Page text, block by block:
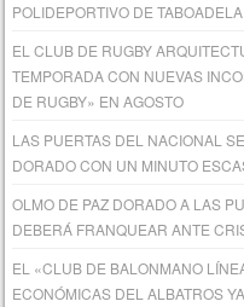
POLIDEPORTIVO DE
EL CLUB DE RUGBY
TEMPORADA CON NUEVAS
DE RUGBY» EN AGOSTO
LAS PUERTAS DEL NACIONAL
DORADO CON UN MINUTO
OLMO DE PAZ DORADO A LAS
DEBERÁ FRANQUEAR ANTE
EL «CLUB DE BALONMANO
ECONÓMICAS DEL ALBATROS